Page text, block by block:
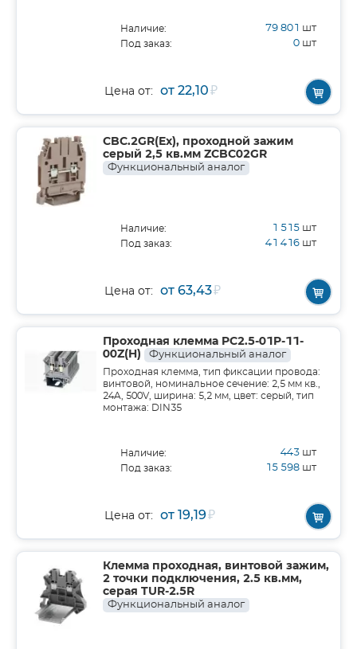
Наличие: 79 801 шт
Под заказ: 0 шт
Цена от: от 22,10₽
CBC.2GR(Ex), проходной зажим
серый 2,5 кв.мм ZCBC02GR
Функциональный аналог
Наличие: 1 515 шт
Под заказ: 41 416 шт
Цена от: от 63,43₽
Проходная клемма PC2.5-01P-11-
00Z(H)
Функциональный аналог
Проходная клемма, тип фиксации провода:
винтовой, номинальное сечение: 2,5 мм кв.,
24A, 500V, ширина: 5,2 мм, цвет: серый, тип
монтажа: DIN35
Наличие: 443 шт
Под заказ: 15 598 шт
Цена от: от 19,19₽
Клемма проходная, винтовой зажим,
2 точки подключения, 2.5 кв.мм,
серая TUR-2.5R
Функциональный аналог